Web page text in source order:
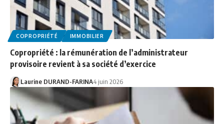
COPROPRIÉTÉ IMMOBILIER
Copropriété : la rémunération de l’administrateur
provisoire revient à sa société d’exercice
Laurine DURAND-FARINA4 juin 2026